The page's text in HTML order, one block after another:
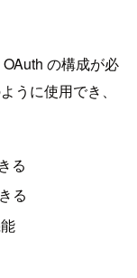
の構成が必
うに使用でき、
る
る